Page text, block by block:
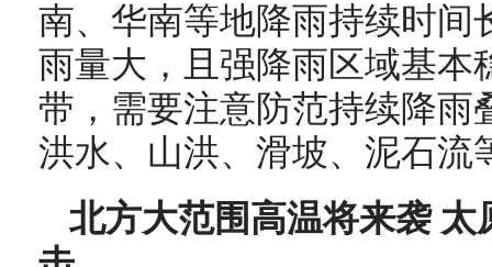
南、华南等地降雨持续时间
雨量大，且强降雨区域基本
带，需要注意防范持续降雨
洪水、山洪、滑坡、泥石流
北方大范围高温将来袭